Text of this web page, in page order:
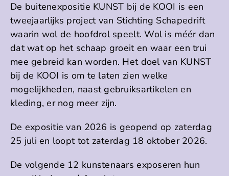
De buitenexpositie KUNST bij de KOOI is een
tweejaarlijks project van Stichting Schapedrift
waarin wol de hoofdrol speelt. Wol is méér dan
dat wat op het schaap groeit en waar een trui
mee gebreid kan worden. Het doel van KUNST
bij de KOOI is om te laten zien welke
mogelijkheden, naast gebruiksartikelen en
kleding, er nog meer zijn.
De expositie van 2026 is geopend op zaterdag
25 juli en loopt tot zaterdag 18 oktober 2026.
De volgende 12 kunstenaars exposeren hun